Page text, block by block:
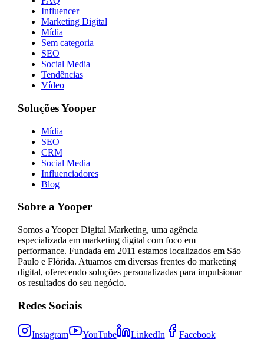
Influencer
Marketing Digital
Mídia
Sem categoria
SEO
Social Media
Tendências
Vídeo
Soluções Yooper
Mídia
SEO
CRM
Social Media
Influenciadores
Blog
Sobre a Yooper
Somos a Yooper Digital Marketing, uma agência
especializada em marketing digital com foco em
performance. Fundada em 2011 estamos localizados em São
Paulo e Flórida. Atuamos em diversas frentes do marketing
digital, oferecendo soluções personalizadas para impulsionar
os resultados do seu negócio.
Redes Sociais
Instagram YouTube LinkedIn Facebook